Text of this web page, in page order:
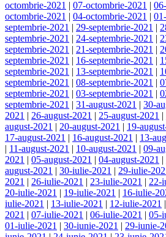
octombrie-2021 | 07-octombrie-2021 |
octombrie-2021 | 04-octombrie-2021 |
septembrie-2021 | 29-septembrie-2021 |
septembrie-2021 | 24-septembrie-2021 |
septembrie-2021 | 21-septembrie-2021 |
septembrie-2021 | 16-septembrie-2021 |
septembrie-2021 | 13-septembrie-2021 |
septembrie-2021 | 08-septembrie-2021 |
septembrie-2021 | 03-septembrie-2021 |
septembrie-2021 | 31-august-2021 | 30-
2021 | 26-august-2021 | 25-august-2021 |
august-2021 | 20-august-2021 | 19-
17-august-2021 | 16-august-2021 | 13-
| 11-august-2021 | 10-august-2021 | 09-
2021 | 05-august-2021 | 04-august-2021 |
august-2021 | 30-iulie-2021 | 29-iulie-
2021 | 26-iulie-2021 | 23-iulie-2021 | 22-
20-iulie-2021 | 19-iulie-2021 | 16-iulie-
iulie-2021 | 13-iulie-2021 | 12-iulie-2021 |
2021 | 07-iulie-2021 | 06-iulie-2021 | 05-
01-iulie-2021 | 30-iunie-2021 | 29-iunie-